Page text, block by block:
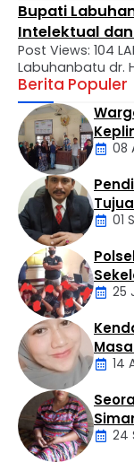
Bupati
Intelektual
Post Views: 104
Labuhanbatu dr.
menyampaikan
panjang
berusia 28
ULB diharapkan
ilmu, melainkan
melahirkan
berkarakter.
Berita Populer
Daerah
Tak08
Artikel
01
Daerah
25
Artikel
14
24